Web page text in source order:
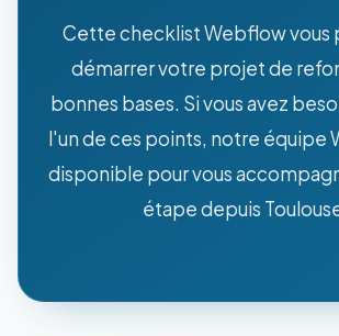
Cette checklist Webflow vous
démarrer votre projet de
bonnes bases. Si vous avez
l'un de ces points, notre équipe
disponible pour vous
étape depuis